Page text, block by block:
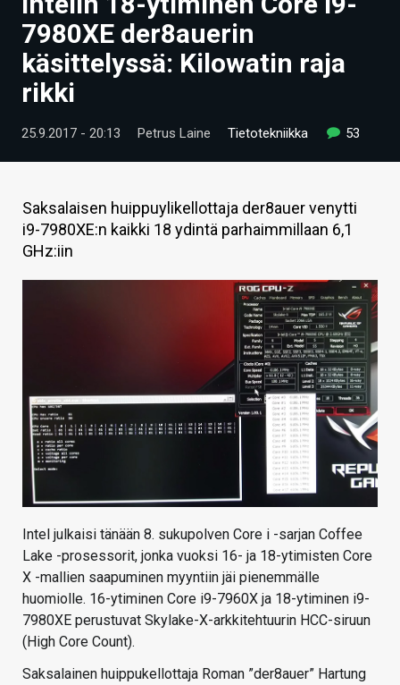
UUTISET
ARTIKKELIT
VIDEOT
TECHBBS
HINTA.FI
KAUPPA
VAIHDA TEEMA
7980XE der8auerin
käsittelyssä: Kilowatin raja
rikki
25.9.2017 - 20:13 Petrus Laine Tietotekniikka 53
Saksalaisen huippuylikellottaja der8auer venytti
i9-7980XE:n kaikki 18 ydintä parhaimmillaan 6,1
GHz:iin
Intel julkaisi tänään 8. sukupolven Core i -sarjan Coffee
Lake -prosessorit, jonka vuoksi 16- ja 18-ytimisten Core
X -mallien saapuminen myyntiin jäi pienemmälle
huomiolle. 16-ytiminen Core i9-7960X ja 18-ytiminen i9-
7980XE perustuvat Skylake-X-arkkitehtuurin HCC-siruun
(High Core Count).
Saksalainen huippukellottaja Roman ”der8auer” Hartung